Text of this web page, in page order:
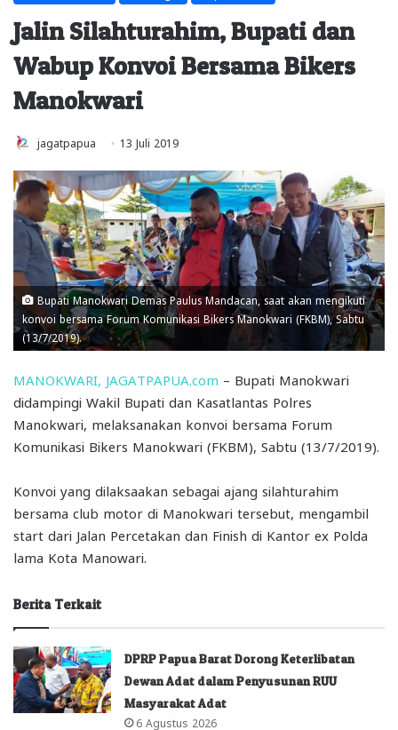
Jalin Silahturahim, Bupati dan
Wabup Konvoi Bersama Bikers
Manokwari
jagatpapua 13 Juli 2019
Bupati Manokwari Demas Paulus Mandacan, saat akan mengikuti
konvoi bersama Forum Komunikasi Bikers Manokwari (FKBM), Sabtu
(13/7/2019).
MANOKWARI, JAGATPAPUA.com – Bupati Manokwari
didampingi Wakil Bupati dan Kasatlantas Polres
Manokwari, melaksanakan konvoi bersama Forum
Komunikasi Bikers Manokwari (FKBM), Sabtu (13/7/2019).
Konvoi yang dilaksaakan sebagai ajang silahturahim
bersama club motor di Manokwari tersebut, mengambil
start dari Jalan Percetakan dan Finish di Kantor ex Polda
lama Kota Manowari.
Berita Terkait
DPRP Papua Barat Dorong Keterlibatan
Dewan Adat dalam Penyusunan RUU
Masyarakat Adat
6 Agustus 2026